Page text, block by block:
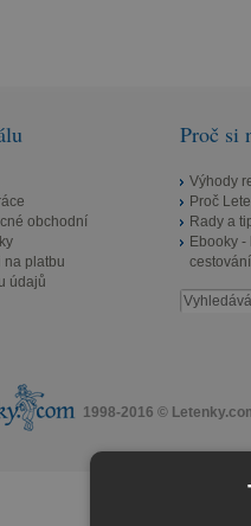
obchodní
na platbu
údajů
Proč si
Výhody
Proč
Rady a
Ebooky
cestování
1998-2016 ©